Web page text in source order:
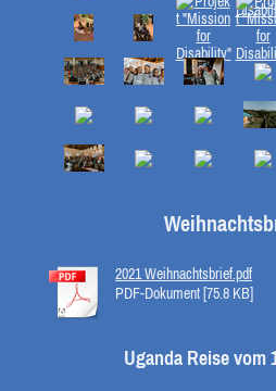
2021 Weihnachtsbrief.pdf
PDF-Dokument [75.8 KB]
Uganda Reise vom